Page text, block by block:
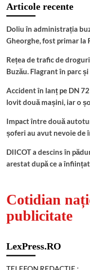
Articole recente
Doliu în administrația
Gheorghe, fost primar la
Rețea de trafic de
Buzău. Flagrant în parc
Accident în lanț pe DN
lovit două mașini, iar o
Impact între două
șoferi au avut nevoie de
DIICOT a descins în
arestat după ce a
Cotidian
publicitate
LexPress.RO